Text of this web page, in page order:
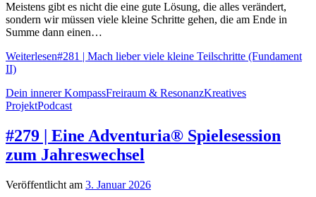
Meistens gibt es nicht die eine gute Lösung, die alles verändert,
sondern wir müssen viele kleine Schritte gehen, die am Ende in
Summe dann einen…
Weiterlesen#281 | Mach lieber viele kleine Teilschritte (Fundament
II)
Dein innerer KompassFreiraum & ResonanzKreatives
ProjektPodcast
#279 | Eine Adventuria® Spielesession
zum Jahreswechsel
Veröffentlicht am 3. Januar 2026